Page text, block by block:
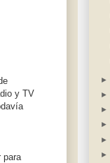
y TV
para
►
►
►
►
►
►